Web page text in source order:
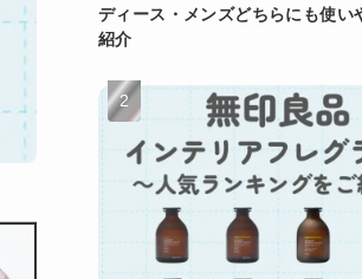
ディース・メンズどちらにも使い
紹介